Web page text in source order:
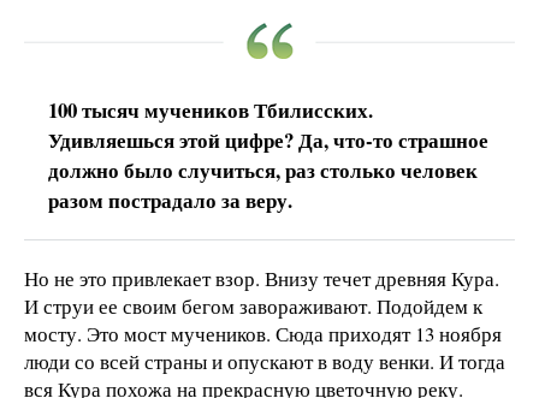
100 тысяч мучеников Тбилисских.
Удивляешься этой цифре? Да, что-то страшное
должно было случиться, раз столько человек
разом пострадало за веру.
Но не это привлекает взор. Внизу течет древняя Кура.
И струи ее своим бегом завораживают. Подойдем к
мосту. Это мост мучеников. Сюда приходят 13 ноября
люди со всей страны и опускают в воду венки. И тогда
вся Кура похожа на прекрасную цветочную реку.